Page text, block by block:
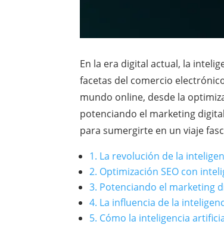
En la era digital actual, la
facetas del comercio
mundo online, desde la
potenciando el marketing
para sumergirte en un viaje
1. La revolución de la
2. Optimización SEO con
3. Potenciando el marketing
4. La influencia de la
5. Cómo la inteligencia